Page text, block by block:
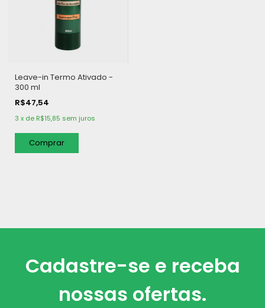
Leave-in Termo Ativado -
300 ml
R$47,54
3 x de R$15,85 sem juros
Cadastre-se e receba
nossas ofertas.